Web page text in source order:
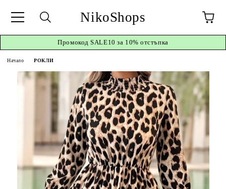
NikoShops
ПромокодSALE10 за 10% отстъпка
Начало РОКЛИ